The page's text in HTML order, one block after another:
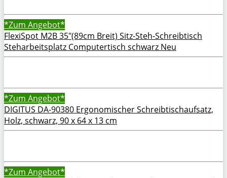
*Zum Angebot*
FlexiSpot M2B 35″(89cm Breit) Sitz-Steh-Schreibtisch
Steharbeitsplatz Computertisch schwarz Neu
*Zum Angebot*
DIGITUS DA-90380 Ergonomischer Schreibtischaufsatz,
Holz, schwarz, 90 x 64 x 13 cm
*Zum Angebot*